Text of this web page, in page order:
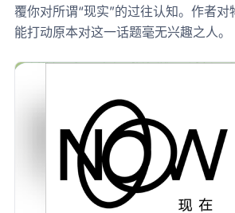
覆你对所谓“现实”的过往认知。作者对
能打动原本对这一话题毫无兴趣之人。